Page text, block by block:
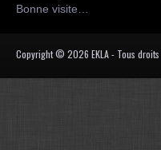
Bonne visite…
Copyright © 2026 EKLA - Tous droits